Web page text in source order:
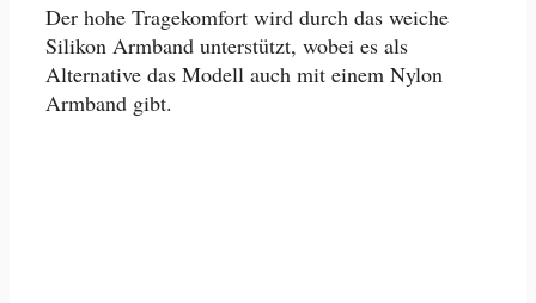
Der hohe Tragekomfort wird durch das weiche
Silikon Armband unterstützt, wobei es als
Alternative das Modell auch mit einem Nylon
Armband gibt.